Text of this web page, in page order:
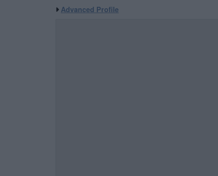
Advanced Profile